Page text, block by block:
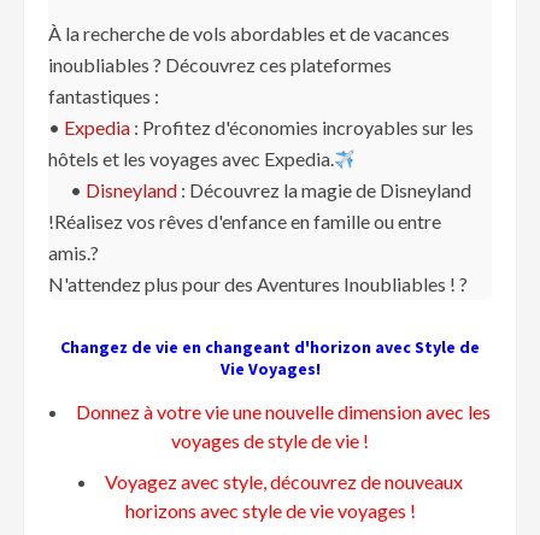
À la recherche de vols abordables et de vacances
inoubliables ? Découvrez ces plateformes
fantastiques :
• Expedia : Profitez d'économies incroyables sur les
hôtels et les voyages avec Expedia.
• Disneyland : Découvrez la magie de Disneyland
!Réalisez vos rêves d'enfance en famille ou entre
amis.?
N'attendez plus pour des Aventures Inoubliables ! ?️
Changez de vie en changeant d'horizon avec Style de
Vie Voyages!
Donnez à votre vie une nouvelle dimension avec les
voyages de style de vie !
Voyagez avec style, découvrez de nouveaux
horizons avec style de vie voyages !